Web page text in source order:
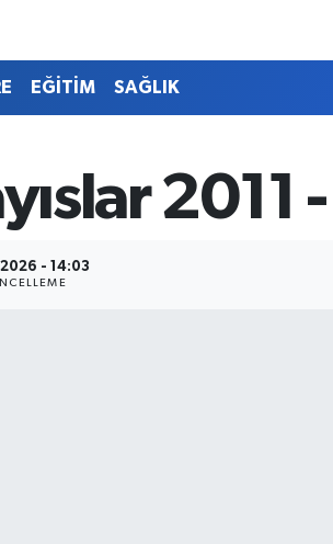
EĞİTİM SAĞLIK
2011
- 14:03